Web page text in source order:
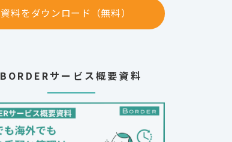
資料をダウンロード（無料）
BORDERサービス概要資料